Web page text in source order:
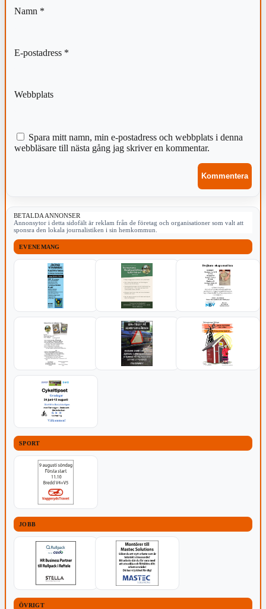
Namn *
E-postadress *
Webbplats
Spara mitt namn, min e-postadress och webbplats i denna
webbläsare till nästa gång jag skriver en kommentar.
BETALDA ANNONSER
Annonsytor i detta sidofält är reklam från de företag och organisationer som valt att
sponsra den lokala journalistiken i sin hemkommun.
EVENEMANG
SPORT
JOBB
ÖVRIGT